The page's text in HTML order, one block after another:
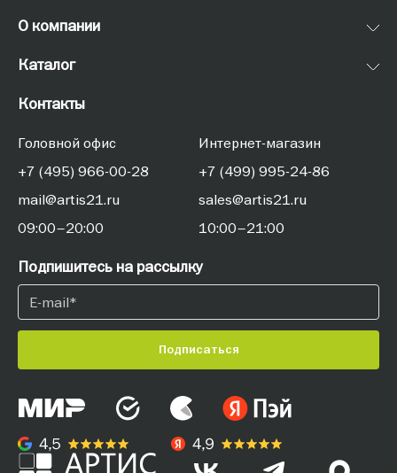
О компании
Каталог
Контакты
Головной офис
+7 (495) 966-00-28
mail@artis21.ru
09:00–20:00
Интернет-магазин
+7 (499) 995-24-86
sales@artis21.ru
10:00–21:00
Подпишитесь на рассылку
Подписаться